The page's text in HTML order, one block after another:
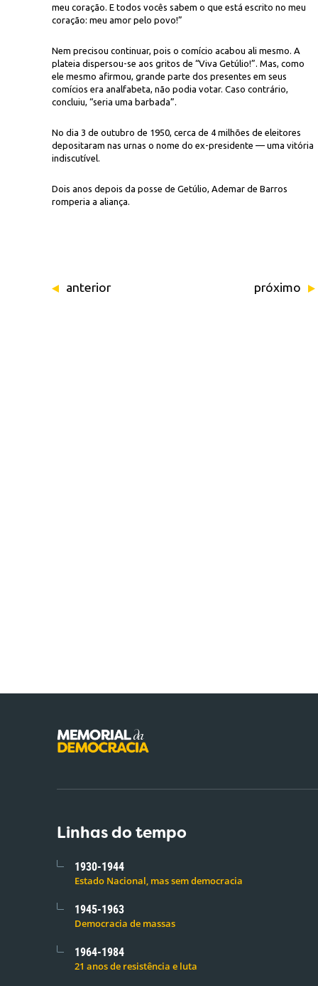
meu coração. E todos vocês sabem o que está escrito no meu
coração: meu amor pelo povo!”
Nem precisou continuar, pois o comício acabou ali mesmo. A
plateia dispersou-se aos gritos de “Viva Getúlio!”. Mas, como
ele mesmo afirmou, grande parte dos presentes em seus
comícios era analfabeta, não podia votar. Caso contrário,
concluiu, “seria uma barbada”.
No dia 3 de outubro de 1950, cerca de 4 milhões de eleitores
depositaram nas urnas o nome do ex-presidente — uma vitória
indiscutível.
Dois anos depois da posse de Getúlio, Ademar de Barros
romperia a aliança.
anterior próximo
Linhas do tempo
1930-1944
Estado Nacional, mas sem democracia
1945-1963
Democracia de massas
1964-1984
21 anos de resistência e luta